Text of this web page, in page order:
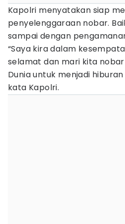
Kapolri menyatakan siap
penyelenggaraan nobar.
sampai dengan
“Saya kira dalam
selamat dan mari kita
Dunia untuk menjadi
kata Kapolri.